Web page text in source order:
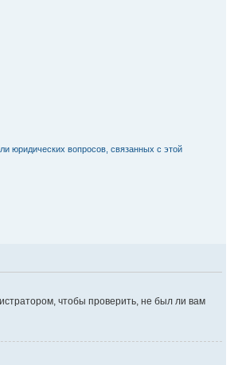
юридических вопросов, связанных с этой
чтобы проверить, не был ли вам